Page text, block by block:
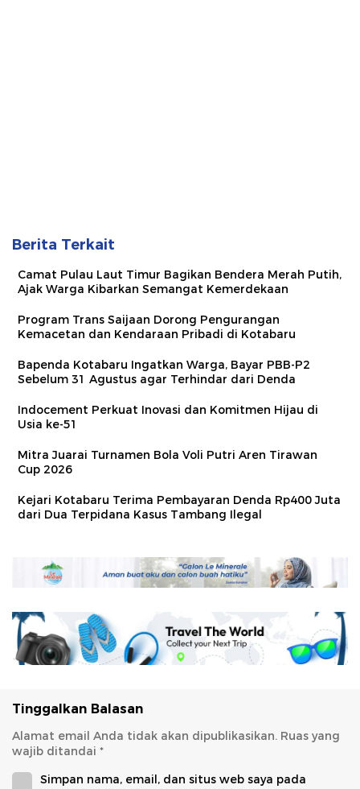
Berita Terkait
Camat Pulau Laut Timur Bagikan Bendera Merah Putih,
Ajak Warga Kibarkan Semangat Kemerdekaan
Program Trans Saijaan Dorong Pengurangan
Kemacetan dan Kendaraan Pribadi di Kotabaru
Bapenda Kotabaru Ingatkan Warga, Bayar PBB-P2
Sebelum 31 Agustus agar Terhindar dari Denda
Indocement Perkuat Inovasi dan Komitmen Hijau di
Usia ke-51
Mitra Juarai Turnamen Bola Voli Putri Aren Tirawan
Cup 2026
Kejari Kotabaru Terima Pembayaran Denda Rp400 Juta
dari Dua Terpidana Kasus Tambang Ilegal
Tinggalkan Balasan
Alamat email Anda tidak akan dipublikasikan. Ruas yang
wajib ditandai *
Simpan nama, email, dan situs web saya pada